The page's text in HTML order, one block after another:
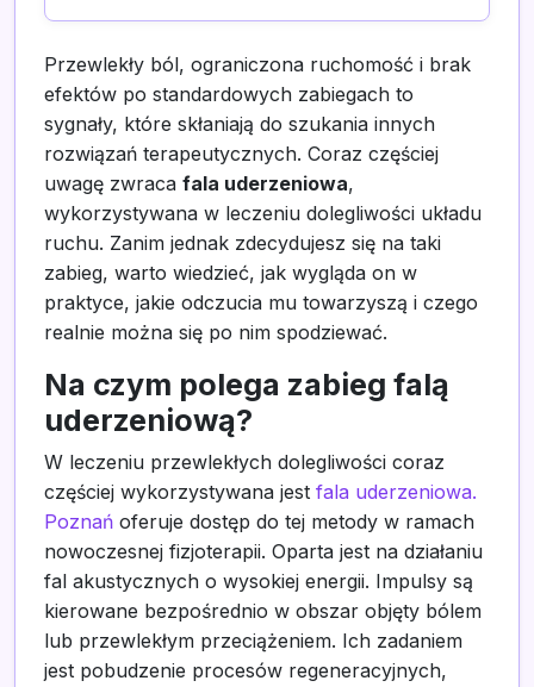
Przewlekły ból, ograniczona ruchomość i brak
efektów po standardowych zabiegach to
sygnały, które skłaniają do szukania innych
rozwiązań terapeutycznych. Coraz częściej
uwagę zwraca fala uderzeniowa,
wykorzystywana w leczeniu dolegliwości układu
ruchu. Zanim jednak zdecydujesz się na taki
zabieg, warto wiedzieć, jak wygląda on w
praktyce, jakie odczucia mu towarzyszą i czego
realnie można się po nim spodziewać.
Na czym polega zabieg falą
uderzeniową?
W leczeniu przewlekłych dolegliwości coraz
częściej wykorzystywana jest fala uderzeniowa.
Poznań oferuje dostęp do tej metody w ramach
nowoczesnej fizjoterapii. Oparta jest na działaniu
fal akustycznych o wysokiej energii. Impulsy są
kierowane bezpośrednio w obszar objęty bólem
lub przewlekłym przeciążeniem. Ich zadaniem
jest pobudzenie procesów regeneracyjnych,